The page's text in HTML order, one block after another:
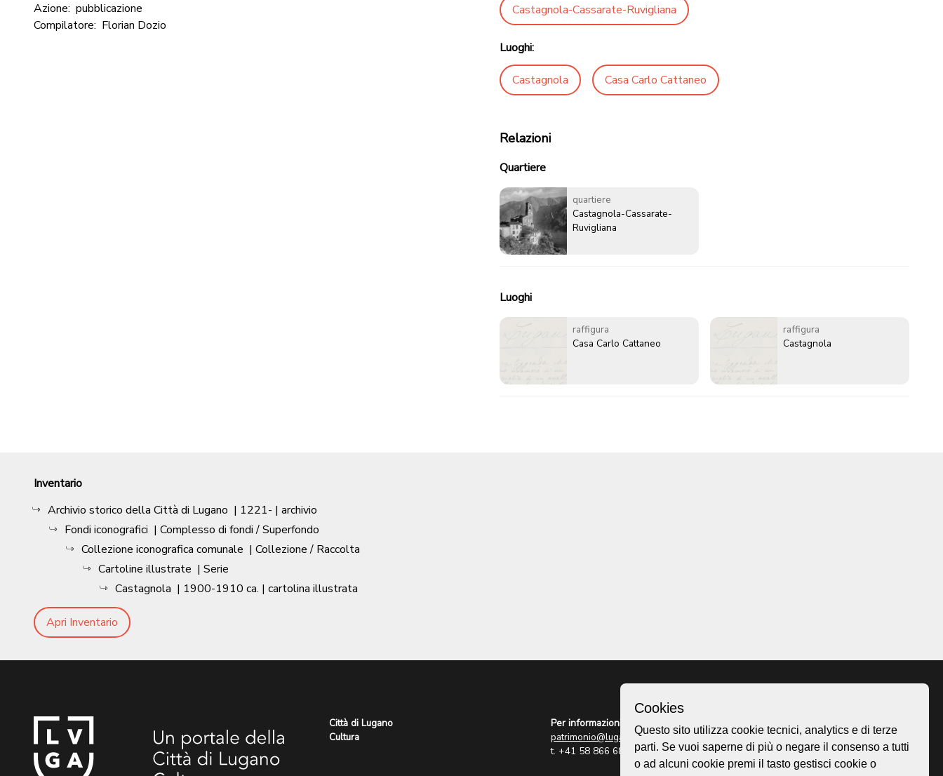
Azione: pubblicazione
Compilatore: Florian Dozio
Castagnola-Cassarate-Ruvigliana
Luoghi:
Castagnola Casa Carlo Cattaneo
Relazioni
Quartiere
quartiere
Castagnola-Cassarate-
Ruvigliana
Luoghi
raffigura
Casa Carlo Cattaneo
raffigura
Castagnola
Inventario
Archivio storico della Città di Lugano | 1221- | archivio
Fondi iconografici | Complesso di fondi / Superfondo
Collezione iconografica comunale | Collezione / Raccolta
Cartoline illustrate | Serie
Castagnola | 1900-1910 ca. | cartolina illustrata
Apri Inventario
Città di Lugano
Cultura
Per informazioni:
patrimonio@lugano.ch
t. +41 58 866 68 50
Homepage
Mappa
Cookies
Questo sito utilizza cookie tecnici, analytics e di terze
parti. Se vuoi saperne di più o negare il consenso a tutti
o ad alcuni cookie premi il tasto gestisci cookie o